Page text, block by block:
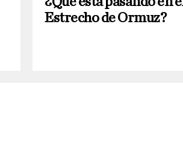
Estrecho de Ormuz?